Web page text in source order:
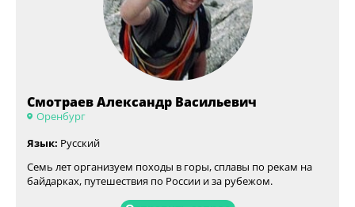
Смотраев Александр Васильевич
Оренбург
Язык: Русский
Семь лет организуем походы в горы, сплавы по рекам на
байдарках, путешествия по России и за рубежом.